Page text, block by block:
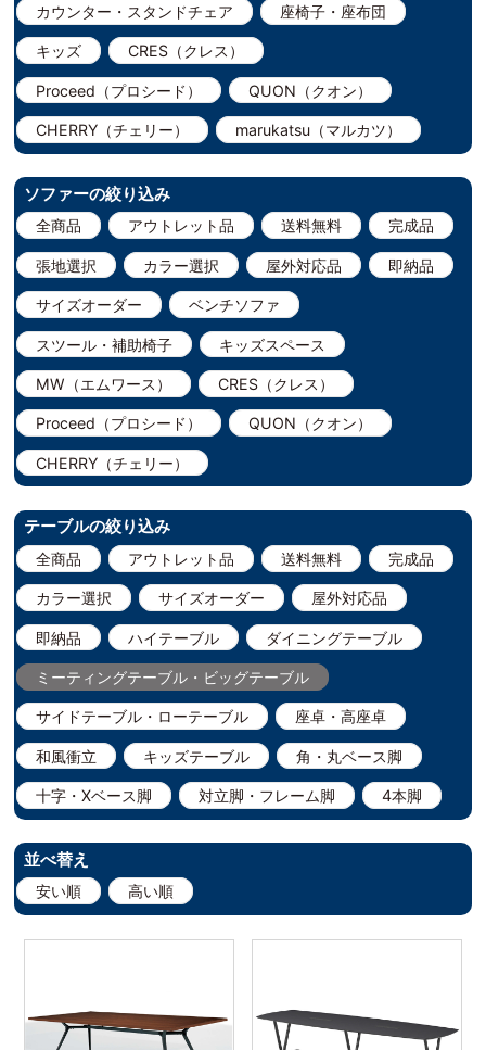
カウンター・スタンドチェア 座椅子・座布団
キッズ CRES（クレス）
Proceed（プロシード） QUON（クオン）
CHERRY（チェリー） marukatsu（マルカツ）
ソファーの絞り込み
全商品 アウトレット品 送料無料 完成品
張地選択 カラー選択 屋外対応品 即納品
サイズオーダー ベンチソファ
スツール・補助椅子 キッズスペース
MW（エムワース） CRES（クレス）
Proceed（プロシード） QUON（クオン）
CHERRY（チェリー）
テーブルの絞り込み
全商品 アウトレット品 送料無料 完成品
カラー選択 サイズオーダー 屋外対応品
即納品 ハイテーブル ダイニングテーブル
ミーティングテーブル・ビッグテーブル
サイドテーブル・ローテーブル 座卓・高座卓
和風衝立 キッズテーブル 角・丸ベース脚
十字・Xベース脚 対立脚・フレーム脚 4本脚
並べ替え
安い順 高い順